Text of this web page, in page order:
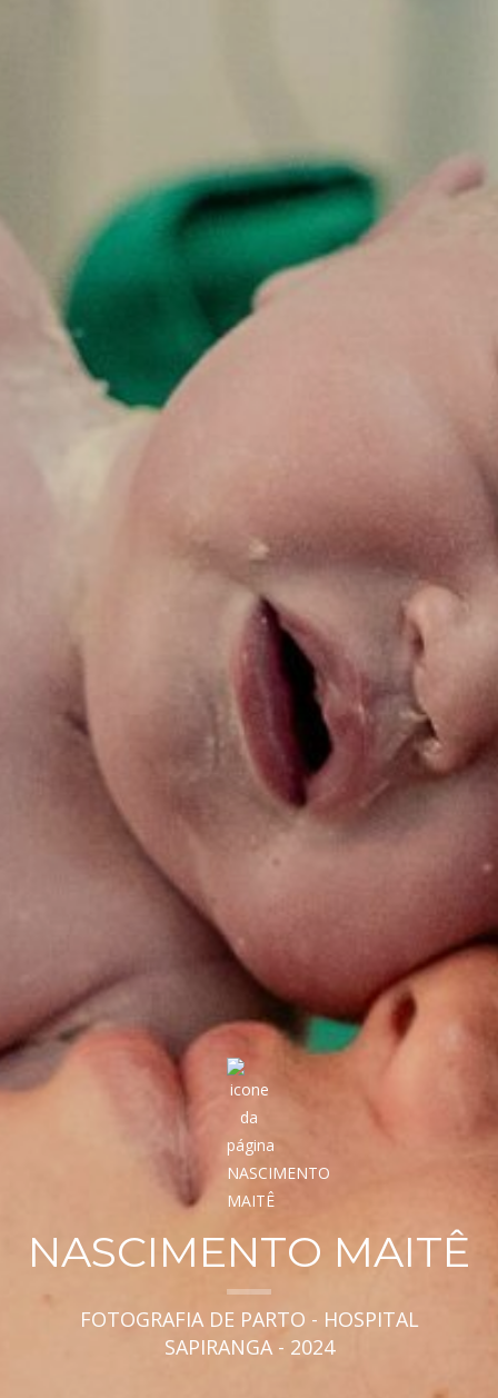
NASCIMENTO MAITÊ
FOTOGRAFIA DE PARTO - HOSPITAL
SAPIRANGA - 2024